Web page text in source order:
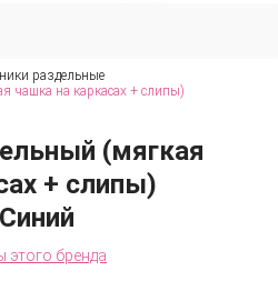
раздельные
чашка на каркасах + слипы)
(мягкая
+ слипы)
этого бренда